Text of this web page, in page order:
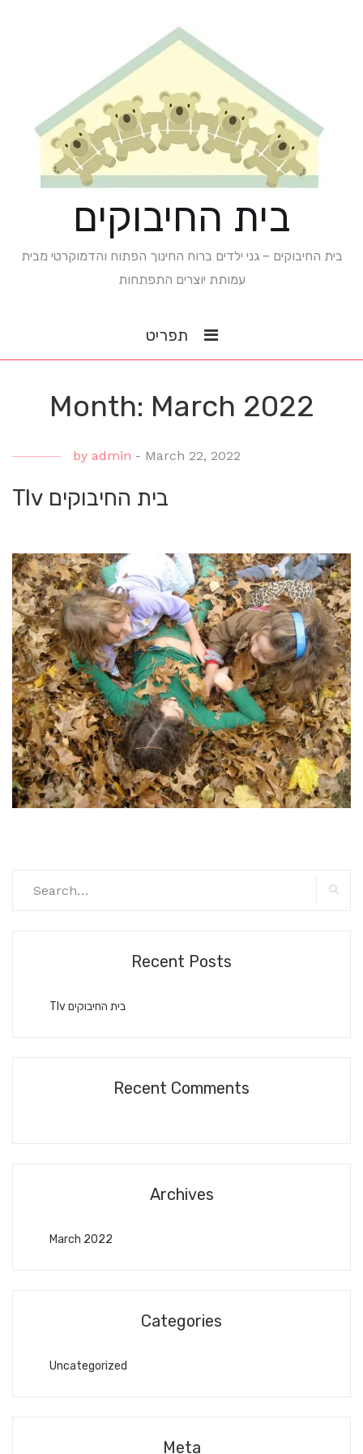
בית החיבוקים
בית החיבוקים – גני ילדים ברוח החינוך הפתוח והדמוקרטי מבית
עמותת יוצרים התפתחות
תפריט
Month: March 2022
by admin - March 22, 2022
Tlv בית החיבוקים
Recent Posts
Tlv בית החיבוקים
Recent Comments
Archives
March 2022
Categories
Uncategorized
Meta